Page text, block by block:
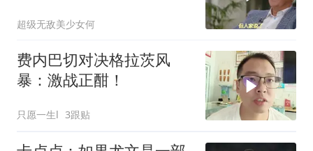
超级无敌美少女何
费内巴切对决格拉茨风
暴：激战正酣！
只愿一生l 3跟贴